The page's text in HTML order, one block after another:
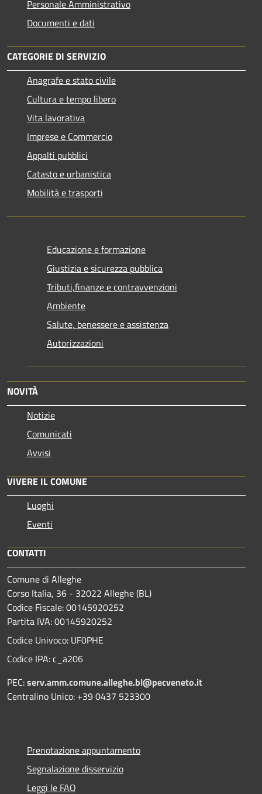
Personale Amministrativo
Documenti e dati
CATEGORIE DI SERVIZIO
Anagrafe e stato civile
Cultura e tempo libero
Vita lavorativa
Imprese e Commercio
Appalti pubblici
Catasto e urbanistica
Mobilità e trasporti
Educazione e formazione
Giustizia e sicurezza pubblica
Tributi,finanze e contravvenzioni
Ambiente
Salute, benessere e assistenza
Autorizzazioni
NOVITÀ
Notizie
Comunicati
Avvisi
VIVERE IL COMUNE
Luoghi
Eventi
CONTATTI
Comune di Alleghe
Corso Italia, 36 - 32022 Alleghe (BL)
Codice Fiscale: 00145920252
Partita IVA: 00145920252
Codice Univoco: UF0PHE
Codice IPA: c_a206
PEC:serv.amm.comune.alleghe.bl@pecveneto.it
Centralino Unico: +39 0437 523300
Prenotazione appuntamento
Segnalazione disservizio
Leggi le FAQ